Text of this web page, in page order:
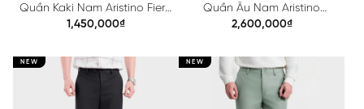
Quần Kaki Nam Aristino Fiero
AKK808A0H0
1,450,000₫
Quần Âu Nam Aristino
Business Fiero 1TR204S0H2
2,600,000₫
NEW NEW